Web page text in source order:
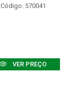
Código: 570041
VER PREÇO